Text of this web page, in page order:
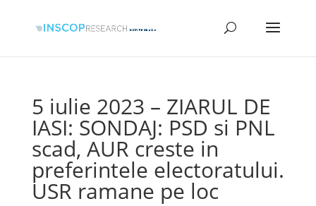
5 iulie 2023 – ZIARUL DE
IASI: SONDAJ: PSD si PNL
scad, AUR creste in
preferintele electoratului.
USR ramane pe loc